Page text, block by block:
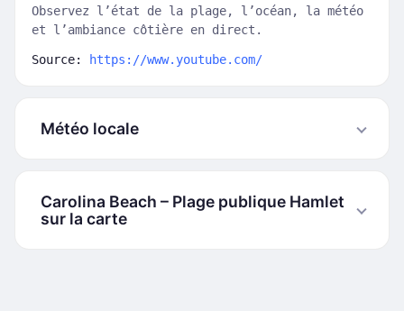
Observez l’état de la plage, l’océan, la météo
et l’ambiance côtière en direct.
Source: https://www.youtube.com/
Météo locale
Carolina Beach – Plage publique Hamlet
sur la carte